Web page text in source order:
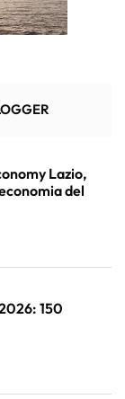
Lazio,
del
150